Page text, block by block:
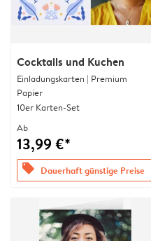
Cocktails und Kuchen
Einladungskarten | Premium
Papier
10er Karten-Set
Ab
13,99 €*
offers Dauerhaft günstige Preise